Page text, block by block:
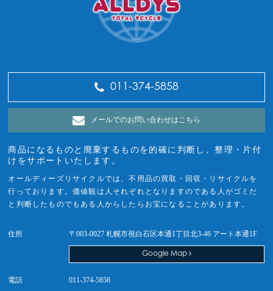
011-374-5858
メールでのお問い合わせはこちら
商品になるものと廃棄するものを的確に判断し、整理・片付
けをサポートいたします。
オールディーズリサイクルでは、不用品の買取・回収・リサイクルを
行っております。価値観は人それぞれとなりますのである人がゴミだ
と判断したものでもある人からしたらお宝になることがあります。
住所 〒003-0027 札幌市視白石区本通1丁目北3-46 アート本通1F
Google Map
電話 011-374-5858